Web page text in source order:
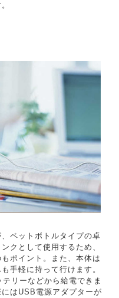
ペットボトルタイプの卓
クとして使用するため、
ポイント。また、本体は
手軽に持って行けます。
リーなどから給電できま
はUSB電源アダプターが